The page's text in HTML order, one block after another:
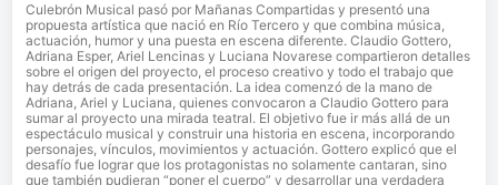
Culebrón Musical pasó por Mañanas Compartidas y presentó una
propuesta artística que nació en Río Tercero y que combina música,
actuación, humor y una puesta en escena diferente. Claudio Gottero,
Adriana Esper, Ariel Lencinas y Luciana Novarese compartieron detalles
sobre el origen del proyecto, el proceso creativo y todo el trabajo que
hay detrás de cada presentación. La idea comenzó de la mano de
Adriana, Ariel y Luciana, quienes convocaron a Claudio Gottero para
sumar al proyecto una mirada teatral. El objetivo fue ir más allá de un
espectáculo musical y construir una historia en escena, incorporando
personajes, vínculos, movimientos y actuación. Gottero explicó que el
desafío fue lograr que los protagonistas no solamente cantaran, sino
que también pudieran “poner el cuerpo” y desarrollar una verdadera